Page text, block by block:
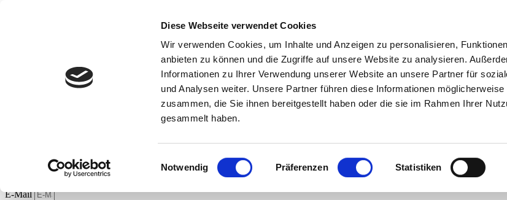
Diese Webseite verwendet Cookies
Wir verwenden Cookies, um Inhalte und Anzeigen zu personalisieren,
anbieten zu können und die Zugriffe auf unsere Website zu analysieren.
Informationen zu Ihrer Verwendung unserer Website an unsere Partner für
und Analysen weiter. Unsere Partner führen diese Informationen
zusammen, die Sie ihnen bereitgestellt haben oder die sie im Rahmen Ihrer
gesammelt haben.
Einwilligungsauswahl
Notwendig Präferenzen Statistiken
Hinterlassen Sie uns Ihre Nachricht. Wir melden uns zurück.
E-Mail